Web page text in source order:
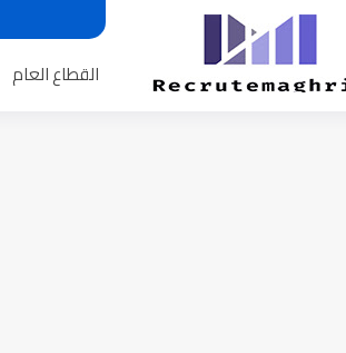
القطاع العام